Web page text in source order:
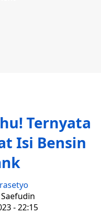
Ternyata
Isi Bensin
- 22:15